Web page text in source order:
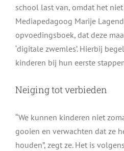
school last van, omdat het
Mediapedagoog Marije
opvoedingsboek, dat deze
‘digitale zwemles’. Hierbij
kinderen bij hun eerste
Neiging tot verbieden
“We kunnen kinderen niet
gooien en verwachten dat ze
houden”, zegt ze. Het is